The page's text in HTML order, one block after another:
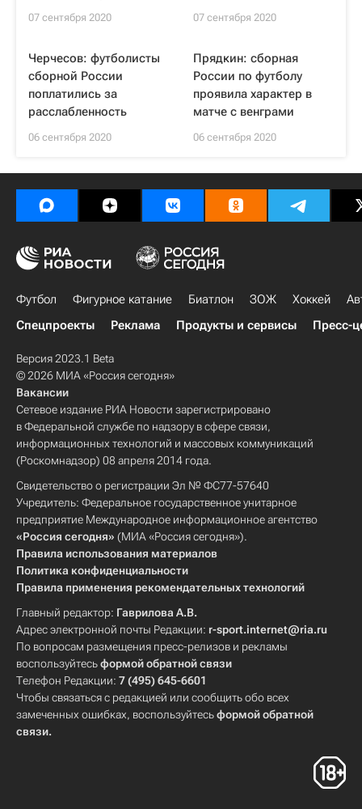
07 сентября 2020 07 сентября 2020
Черчесов: футболисты
сборной России
поплатились за
расслабленность
06 сентября 2020
Прядкин: сборная
России по футболу
проявила характер в
матче с венграми
06 сентября 2020
Футбол Фигурное катание Биатлон ЗОЖ Хоккей
Спецпроекты
Реклама Продукты и сервисы Пресс-
Версия 2023.1 Beta
© 2026 МИА «Россия сегодня»
Вакансии
Сетевое издание РИА Новости зарегистрировано
в Федеральной службе по надзору в сфере связи,
информационных технологий и массовых коммуникаций
(Роскомнадзор) 08 апреля 2014 года.
Свидетельство о регистрации Эл № ФС77-57640
Учредитель: Федеральное государственное унитарное
предприятие Международное информационное агентство
«Россия сегодня» (МИА «Россия сегодня»).
Правила использования материалов
Политика конфиденциальности
Правила применения рекомендательных технологий
Главный редактор: Гаврилова А.В.
Адрес электронной почты Редакции: r-sport.internet@ria.ru
По вопросам размещения пресс-релизов и рекламы
воспользуйтесьформой обратной связи
Телефон Редакции: 7 (495) 645-6601
Чтобы связаться с редакцией или сообщить обо всех
замеченных ошибках, воспользуйтесьформой обратной
связи.